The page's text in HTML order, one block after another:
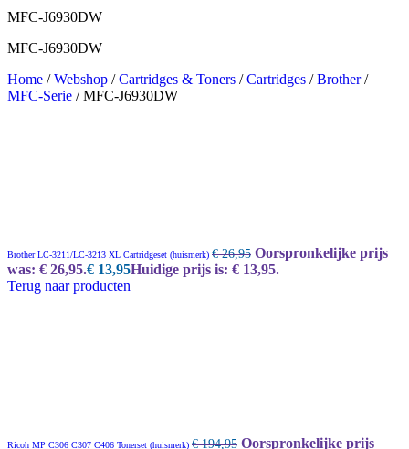
MFC-J6930DW
MFC-J6930DW
Home / Webshop / Cartridges & Toners / Cartridges / Brother/
MFC-Serie / MFC-J6930DW
Brother LC-3211/LC-3213 XL Cartridgeset (huismerk) €26,95 Oorspronkelijke prijs
was: € 26,95.€ 13,95Huidige prijs is: € 13,95.
Terug naar producten
Ricoh MP C306 C307 C406 Tonerset (huismerk) €194,95 Oorspronkelijke prijs